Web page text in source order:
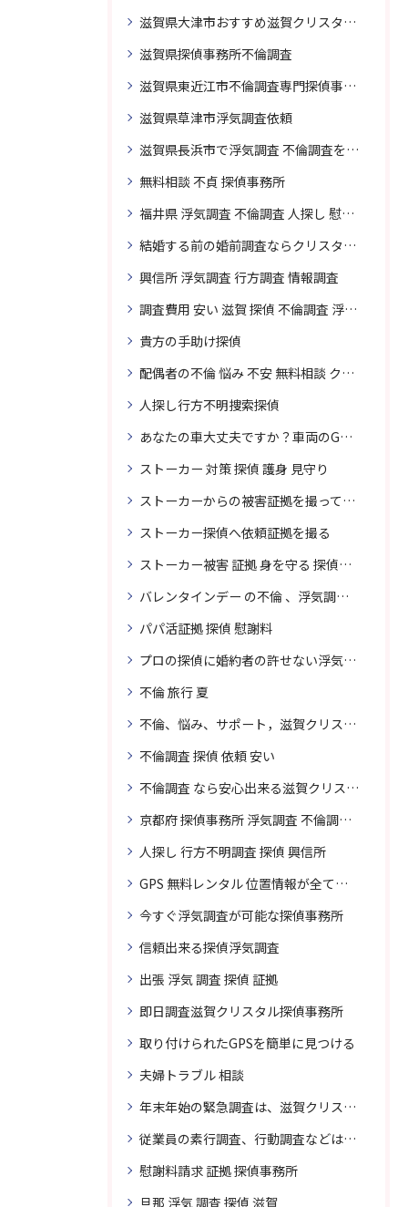
滋賀県大津市おすすめ滋賀クリスタル探偵事務所
滋賀県探偵事務所不倫調査
滋賀県東近江市不倫調査専門探偵事務所
滋賀県草津市浮気調査依頼
滋賀県長浜市で浮気調査 不倫調査を頼むなら
無料相談 不貞 探偵事務所
福井県 浮気調査 不倫調査 人探し 慰謝料 請求 裁判 相談 探偵 探偵事務所
結婚する前の婚前調査ならクリスタル探偵事務所へお問い合わせ
興信所 浮気調査 行方調査 情報調査
調査費用 安い 滋賀 探偵 不倫調査 浮気調査
貴方の手助け探偵
配偶者の不倫 悩み 不安 無料相談 クリスタル探偵事務所
人探し行方不明捜索探偵
あなたの車大丈夫ですか？車両のGPS捜索なら滋賀クリスタル探偵事務所
ストーカー 対策 探偵 護身 見守り
ストーカーからの被害証拠を撮って貴女を護ります
ストーカー探偵へ依頼証拠を撮る
ストーカー被害 証拠 身を守る 探偵に頼む
バレンタインデー の不倫 、浮気調査に強い探偵
パパ活証拠 探偵 慰謝料
プロの探偵に婚約者の許せない浮気、無料相談で解決
不倫 旅行 夏
不倫、悩み、サポート，滋賀クリスタル探偵
不倫調査 探偵 依頼 安い
不倫調査 なら安心出来る滋賀クリスタル探偵事務所へご依頼
京都府 探偵事務所 浮気調査 不倫調査 専門 無料相談
人探し 行方不明調査 探偵 興信所
GPS 無料レンタル 位置情報が全てわかります
今すぐ浮気調査が可能な探偵事務所
信頼出来る探偵浮気調査
出張 浮気 調査 探偵 証拠
即日調査滋賀クリスタル探偵事務所
取り付けられたGPSを簡単に見つける
夫婦トラブル 相談
年末年始の緊急調査は、滋賀クリスタル探偵事務所へご相談
従業員の素行調査、行動調査などは、滋賀クリスタル探偵事務所へまずは、ご相談
慰謝料請求 証拠 探偵事務所
旦那 浮気 調査 探偵 滋賀